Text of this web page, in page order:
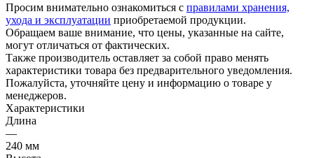
Просим внимательно ознакомиться с правилами хранения,
ухода и эксплуатации приобретаемой продукции.
Обращаем ваше внимание, что цены, указанные на сайте,
могут отличаться от фактических.
Также производитель оставляет за собой право менять
характеристики товара без предварительного уведомления.
Пожалуйста, уточняйте цену и информацию о товаре у
менеджеров.
Характеристики
Длина
—
240 мм